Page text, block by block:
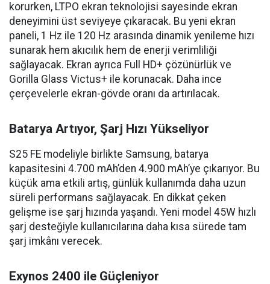
korurken, LTPO ekran teknolojisi sayesinde ekran
deneyimini üst seviyeye çıkaracak. Bu yeni ekran
paneli, 1 Hz ile 120 Hz arasında dinamik yenileme hızı
sunarak hem akıcılık hem de enerji verimliliği
sağlayacak. Ekran ayrıca Full HD+ çözünürlük ve
Gorilla Glass Victus+ ile korunacak. Daha ince
çerçevelerle ekran-gövde oranı da artırılacak.
Batarya Artıyor, Şarj Hızı Yükseliyor
S25 FE modeliyle birlikte Samsung, batarya
kapasitesini 4.700 mAh’den 4.900 mAh’ye çıkarıyor. Bu
küçük ama etkili artış, günlük kullanımda daha uzun
süreli performans sağlayacak. En dikkat çeken
gelişme ise şarj hızında yaşandı. Yeni model 45W hızlı
şarj desteğiyle kullanıcılarına daha kısa sürede tam
şarj imkânı verecek.
Exynos 2400 ile Güçleniyor